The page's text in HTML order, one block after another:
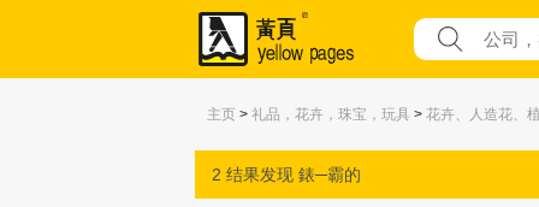
主页 > 礼品，花卉，珠宝，玩具 > 花卉、人造花、
2 结果发现 錶─霸的